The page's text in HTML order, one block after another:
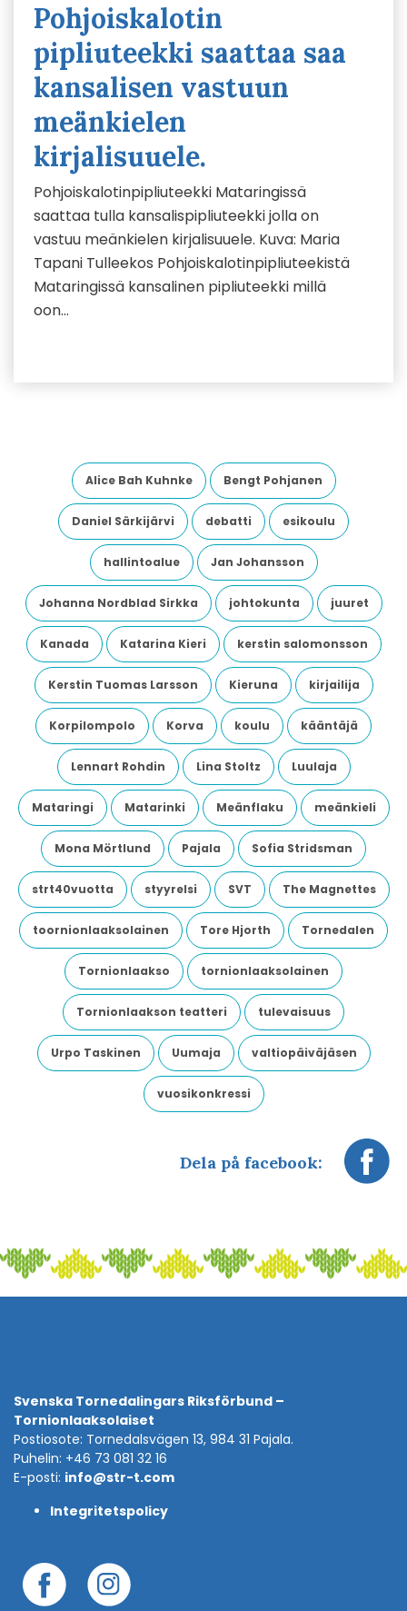
Pohjoiskalotin
pipliuteekki saattaa saa
kansalisen vastuun
meänkielen
kirjalisuuele.
Pohjoiskalotinpipliuteekki Mataringissä
saattaa tulla kansalispipliuteekki jolla on
vastuu meänkielen kirjalisuuele. Kuva: Maria
Tapani Tulleekos Pohjoiskalotinpipliuteekistä
Mataringissä kansalinen pipliuteekki millä
oon…
Alice Bah Kuhnke Bengt Pohjanen
Daniel Särkijärvi debatti esikoulu
hallintoalue Jan Johansson
Johanna Nordblad Sirkka johtokunta juuret
Kanada Katarina Kieri kerstin salomonsson
Kerstin Tuomas Larsson Kieruna kirjailija
Korpilompolo Korva koulu kääntäjä
Lennart Rohdin Lina Stoltz Luulaja
Mataringi Matarinki Meänflaku meänkieli
Mona Mörtlund Pajala Sofia Stridsman
strt40vuotta styyrelsi SVT The Magnettes
toornionlaaksolainen Tore Hjorth Tornedalen
Tornionlaakso tornionlaaksolainen
Tornionlaakson teatteri tulevaisuus
Urpo Taskinen Uumaja valtiopäiväjäsen
vuosikonkressi
Dela på facebook:
Svenska Tornedalingars Riksförbund –
Tornionlaaksolaiset
Postiosote: Tornedalsvägen 13, 984 31 Pajala.
Puhelin: +46 73 081 32 16
E-posti: info@str-t.com
Integritetspolicy